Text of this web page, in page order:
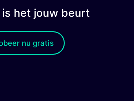
is het jouw beurt
nu gratis